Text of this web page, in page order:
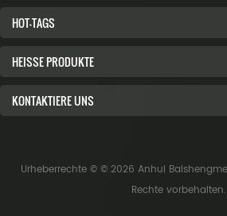
HOT-TAGS
HEISSE PRODUKTE
KONTAKTIERE UNS
Urheberrechte © © 2026 Anhui
Rechte vorbehalten.